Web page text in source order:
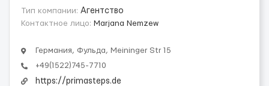
Тип компании: Агентство
Контактное лицо: Marjana Nemzew
Германия, Фульда, Meininger Str 15
+49(1522)745-7710
https://primasteps.de